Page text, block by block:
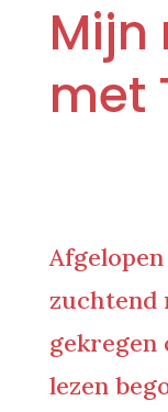
Mijn
met
zuchtend
gekregen
lezen